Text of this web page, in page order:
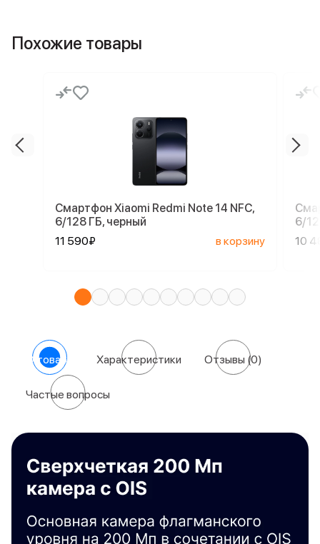
Похожие товары
Смартфон Xiaomi Redmi Note 14 NFC,
6/128 ГБ, черный
11 590₽
в корзину
6/
10
О товаре Характеристики Отзывы (0)
Частые вопросы